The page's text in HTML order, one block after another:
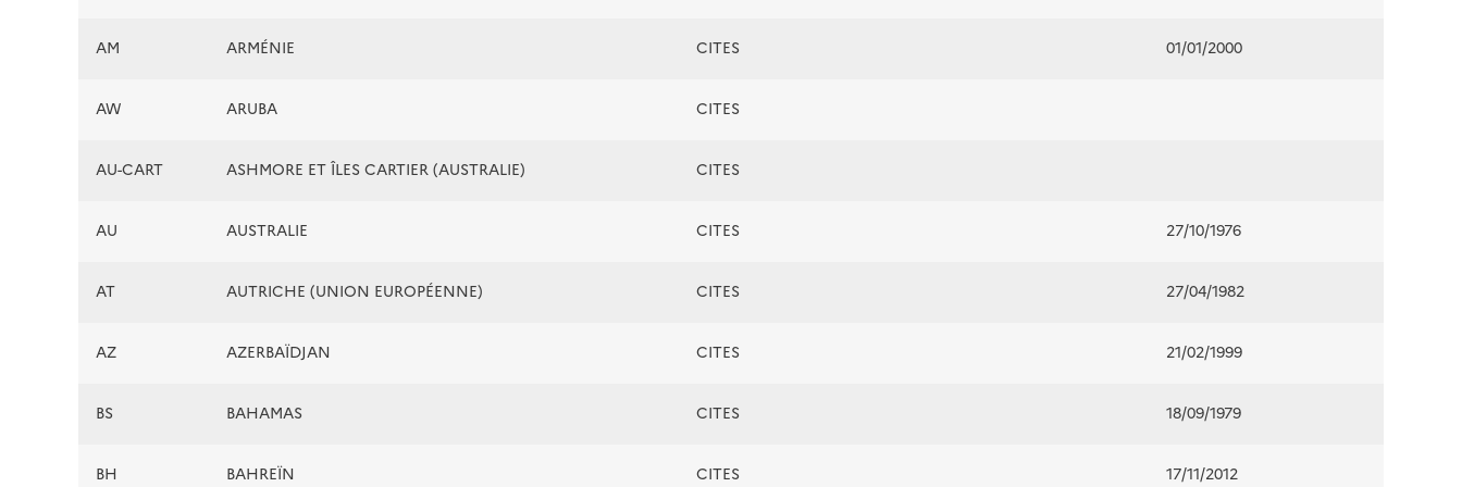
AM ARMÉNIE CITES 01/01/2000
AW ARUBA CITES
AU-CART ASHMORE ET ÎLES CARTIER (AUSTRALIE) CITES
AU AUSTRALIE CITES 27/10/1976
AT AUTRICHE (UNION EUROPÉENNE) CITES 27/04/1982
AZ AZERBAÏDJAN CITES 21/02/1999
BS BAHAMAS CITES 18/09/1979
BH BAHREÏN CITES 17/11/2012